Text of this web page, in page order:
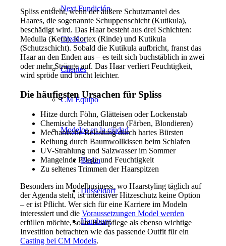
Next Fundición
Creador
Clientes
CM Equipo
Modelos en la ciudad
Berlin
Düsseldorf
Hamburg
Spliss entsteht, wenn der äußere Schutzmantel des
Haares, die sogenannte Schuppenschicht (Kutikula),
beschädigt wird. Das Haar besteht aus drei Schichten:
Medulla (Kern), Kortex (Rinde) und Kutikula
(Schutzschicht). Sobald die Kutikula aufbricht, franst das
Haar an den Enden aus – es teilt sich buchstäblich in zwei
oder mehr Stränge auf. Das Haar verliert Feuchtigkeit,
wird spröde und bricht leichter.
Die häufigsten Ursachen für Spliss
Hitze durch Föhn, Glätteisen oder Lockenstab
Chemische Behandlungen (Färben, Blondieren)
Mechanische Belastung durch hartes Bürsten
Reibung durch Baumwollkissen beim Schlafen
UV-Strahlung und Salzwasser im Sommer
Mangelnde Pflege und Feuchtigkeit
Zu seltenes Trimmen der Haarspitzen
Besonders im Modelbusiness, wo Haarstyling täglich auf
der Agenda steht, ist intensiver Hitzeschutz keine Option
– er ist Pflicht. Wer sich für eine Karriere im Modeln
interessiert und dieVoraussetzungen Model werden
erfüllen möchte, sollte Haarpflege als ebenso wichtige
Investition betrachten wie das passende Outfit für ein
Casting bei CM Models.